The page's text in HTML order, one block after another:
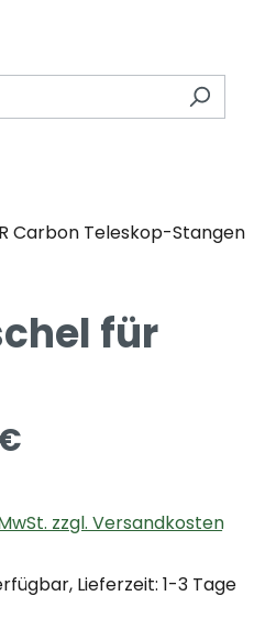
Carbon Teleskop-Stangen
für
zzgl. Versandkosten
Lieferzeit: 1-3 Tage